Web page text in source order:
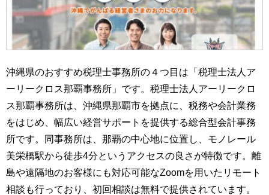
沖縄県のおすすめ税理士事務所の４つ目は「税理士法人ア
ーリークロス那覇事務所」です。税理士法人アーリークロ
ス那覇事務所は、沖縄県那覇市を拠点に、税務や会計業務
をはじめ、幅広い経営サポートを提供する総合型会計事務
所です。同事務所は、那覇の中心地に位置し、モノレール
美栄橋駅から徒歩4分というアクセスの良さが特徴です。離
島や遠隔地のお客様にも対応可能なZoomを用いたリモート
相談も行っており、初回相談は無料で提供されています。